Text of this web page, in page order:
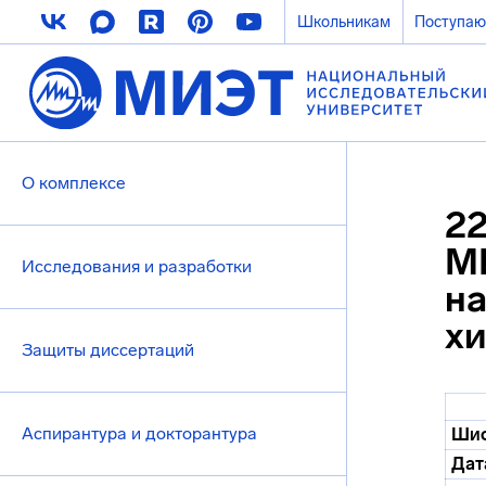
Школьникам
О комплексе
Исследования и разработки
Защиты диссертаций
Аспирантура и докторантура